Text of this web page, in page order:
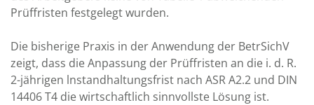
Prüffristen festgelegt wurden.
Die bisherige Praxis in der Anwendung der BetrSichV
zeigt, dass die Anpassung der Prüffristen an die i. d. R.
2-jährigen lnstandhaltungsfrist nach ASR A2.2 und DIN
14406 T4 die wirtschaftlich sinnvollste Lösung ist.